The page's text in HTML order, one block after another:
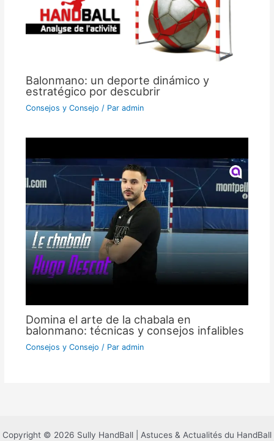
Balonmano: un deporte dinámico y
estratégico por descubrir
Consejos y Consejo / Par admin
Domina el arte de la chabala en
balonmano: técnicas y consejos infalibles
Consejos y Consejo / Par admin
Copyright © 2026 Sully HandBall | Astuces & Actualités du HandBall